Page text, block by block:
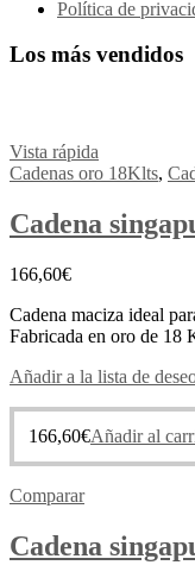
Política de
Los más vendidos
Vista rápida
Cadenas oro 18Klts,
Cadena
166,60€
Cadena maciza ideal
Fabricada en oro de 18
Añadir a la lista de
166,60€Añadir al
Comparar
Cadena